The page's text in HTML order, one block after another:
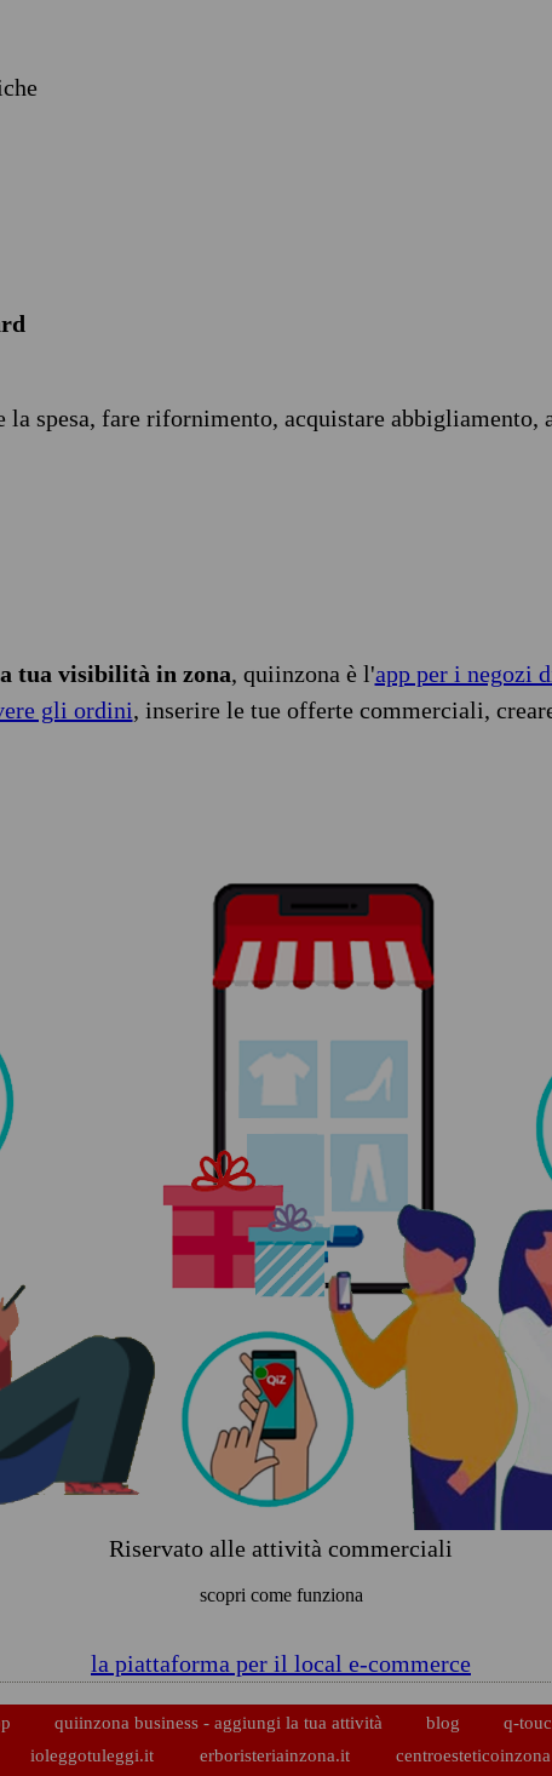
la spesa, fare rifornimento, acquistare abbigliamento,
tua visibilità in zona, quiinzona è l'app per i negozi
gli ordini, inserire le tue offerte commerciali,
Riservato alle attività commerciali
scopri come funziona
la piattaforma per il local e-commerce
quiinzona business - aggiungi la tua attività blog
q-
ioleggotuleggi.it erboristeriainzona.it